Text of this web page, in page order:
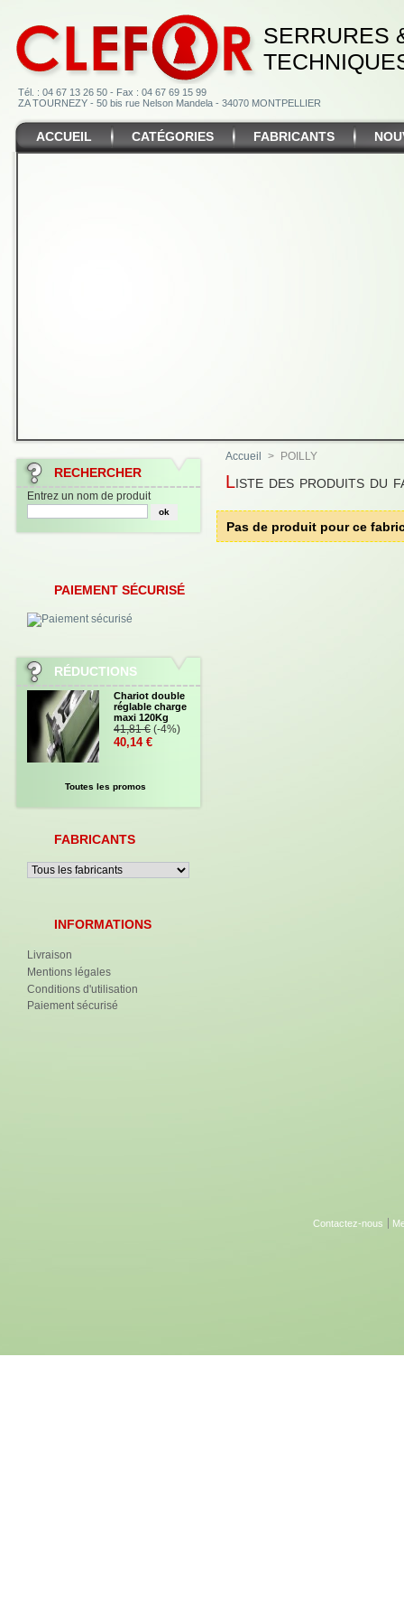
SERRURES
Tél. : 04 67 13 26 50 - Fax : 04 67 69 15 99
ZA TOURNEZY - 50 bis rue Nelson Mandela - 34070 MONTPELLIER
ACCUEIL CATÉGORIES FABRICANTS
RECHERCHER
Entrez un nom de produit
PAIEMENT SÉCURISÉ
RÉDUCTIONS
Chariot double
réglable charge
maxi 120Kg
41,81 € (-4%)
40,14 €
Toutes les promos
FABRICANTS
INFORMATIONS
Livraison
Mentions légales
Conditions d'utilisation
Paiement sécurisé
Accueil > POILLY
Liste des produits du
Pas de produit pour ce
Contactez-nous